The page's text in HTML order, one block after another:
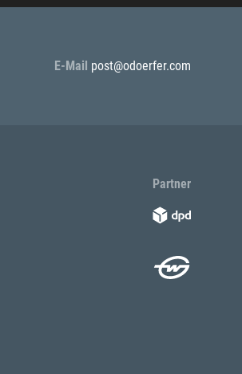
E-Mail post@odoerfer.com
Partner